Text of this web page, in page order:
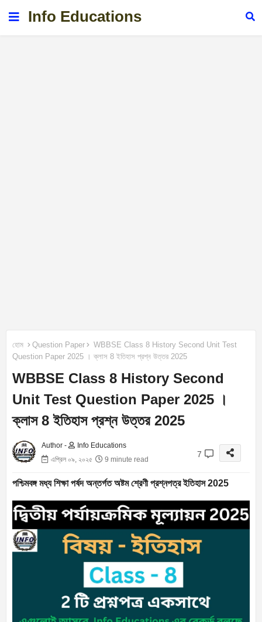
Info Educations
হোম Question Paper
WBBSE Class 8 History Second Unit Test
Question Paper 2025 । ক্লাস 8 ইতিহাস প্রশ্ন উত্তর 2025
WBBSE Class 8 History Second
Unit Test Question Paper 2025 ।
ক্লাস 8 ইতিহাস প্রশ্ন উত্তর 2025
Author -
Info Educations
এপ্রিল ০৯, ২০২৫
9 minute read
7
পশ্চিমবঙ্গ মধ্য শিক্ষা পর্ষদ অন্তৰ্গত অষ্টম শ্রেণী প্রশ্নপত্র ইতিহাস 2025